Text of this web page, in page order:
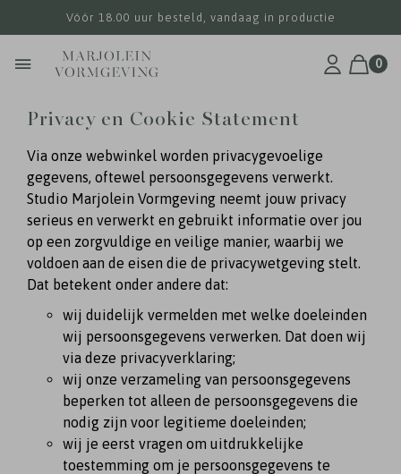
Vóór 18.00 uur besteld, vandaag in productie
0
Privacy en Cookie Statement
Via onze webwinkel worden privacygevoelige
gegevens, oftewel persoonsgegevens verwerkt.
Studio Marjolein Vormgeving neemt jouw privacy
serieus en verwerkt en gebruikt informatie over jou
op een zorgvuldige en veilige manier, waarbij we
voldoen aan de eisen die de privacywetgeving stelt.
Dat betekent onder andere dat:
wij duidelijk vermelden met welke doeleinden
wij persoonsgegevens verwerken. Dat doen wij
via deze privacyverklaring;
wij onze verzameling van persoonsgegevens
beperken tot alleen de persoonsgegevens die
nodig zijn voor legitieme doeleinden;
wij je eerst vragen om uitdrukkelijke
toestemming om je persoonsgegevens te